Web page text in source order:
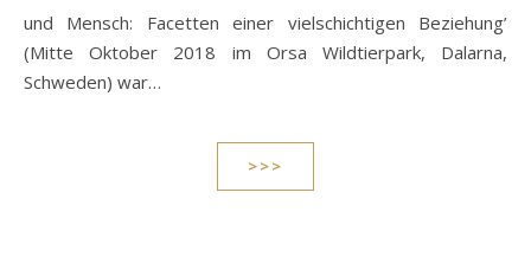
und Mensch: Facetten einer vielschichtigen Beziehung’
(Mitte Oktober 2018 im Orsa Wildtierpark, Dalarna,
Schweden) war…
>>>